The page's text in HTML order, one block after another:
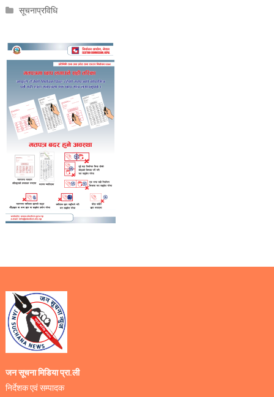
सूचनाप्रविधि
जन सूचना मिडिया प्रा.ली
निर्देशक एवं सम्पादक